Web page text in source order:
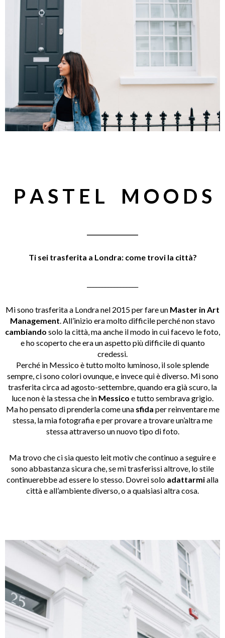
P A S T E L M O O D S
Ti sei trasferita a Londra: come trovi la città?
Mi sono trasferita a Londra nel 2015 per fare un Master in Art
Management. All’inizio era molto difficile perché non stavo
cambiando solo la città, ma anche il modo in cui facevo le foto,
e ho scoperto che era un aspetto più difficile di quanto
credessi.
Perché in Messico è tutto molto luminoso, il sole splende
sempre, ci sono colori ovunque, e invece qui è diverso. Mi sono
trasferita circa ad agosto-settembre, quando era già scuro, la
luce non è la stessa che in Messico e tutto sembrava grigio.
Ma ho pensato di prenderla come una sfida per reinventare me
stessa, la mia fotografia e per provare a trovare un’altra me
stessa attraverso un nuovo tipo di foto.
Ma trovo che ci sia questo leit motiv che continuo a seguire e
sono abbastanza sicura che, se mi trasferissi altrove, lo stile
continuerebbe ad essere lo stesso. Dovrei solo adattarmialla
città e all’ambiente diverso, o a qualsiasi altra cosa.